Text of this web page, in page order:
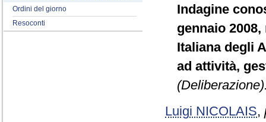
Ordini del giorno
Resoconti
Indagine
gennaio
Italiana degli
ad attività,
Luigi NICOLAIS,